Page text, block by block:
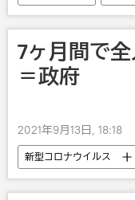
7ヶ月間で
＝政府
2021年9月13日, 18:18
新型コロナウイルス